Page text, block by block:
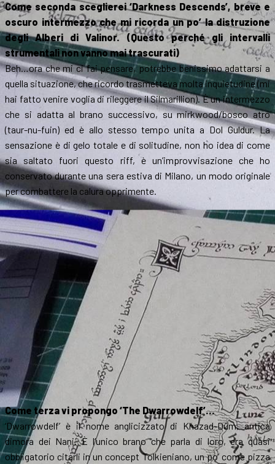
Come seconda sceglierei ‘Darkness Descends’, breve e
oscuro intermezzo che mi ricorda un po’ la distruzione
degli Alberi di Valinor. (Questo perché gli intervalli
strumentali non vanno mai trascurati)
Beh…ora che mi ci fai pensare, potrebbe benissimo adattarsi a
quella situazione, che ricordo trasmetteva molta inquietudine (mi
hai fatto venire voglia di rileggere il Silmarillion). È un intermezzo
che si adatta al brano successivo, su mirkwood/bosco atro
(taur-nu-fuin) ed è allo stesso tempo unita a Dol Guldur. La
sensazione è di gelo totale e di solitudine, non ho idea di come
sia saltato fuori questo riff, è un’improvvisazione che ho
conservato durante una sera estiva di Milano, un modo originale
per combattere la calura opprimente.
Come terza vi propongo ‘The Dwarrowdelf’…
‘Dwarrowdelf’ è il nome anglicizzato di Khazad-Dûm, antica
dimora dei Nani. È l’unico brano che parla di loro, era quasi
obbligatorio citarli in un concept Tolkieniano, un po’ come pizza